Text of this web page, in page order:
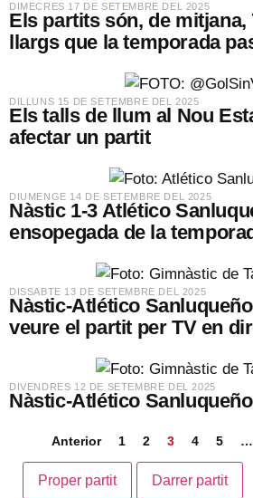
​DIMECRES 17 DE SETEMBRE DEL 2025
Els partits són, de
llargs que la temporada
​DILLUNS 15 DE SETEMBRE DEL 2025
Els talls de llum al Nou
afectar un partit
​DIUMENGE 14 DE SETEMBRE DEL 2025
Nàstic 1-3 Atlético
ensopegada de la
​DISSABTE 13 DE SETEMBRE DEL 2025
Nàstic-Atlético
veure el partit per TV en
​DIVENDRES 12 DE SETEMBRE DEL 2025
Nàstic-Atlético
Anterior 1 2 3 4 5 …
Proper partit Darrer partit